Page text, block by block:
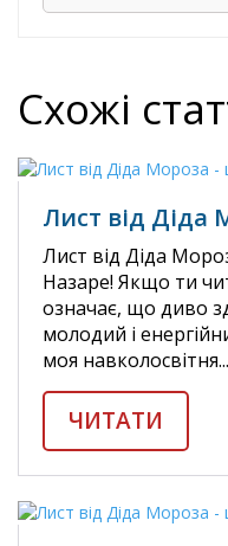
Схожі
Лист від
Лист від Діда
Назаре! Якщо ти
означає, що диво
молодий і
моя навколосвітня...
ЧИТАТИ